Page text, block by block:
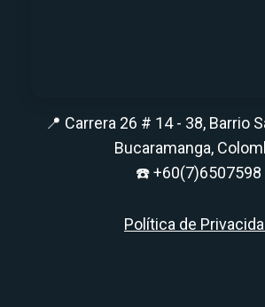
📍 Carrera 26 # 14 - 38, Barrio
Bucaramanga,
☎️+60(7)6507598
Política de